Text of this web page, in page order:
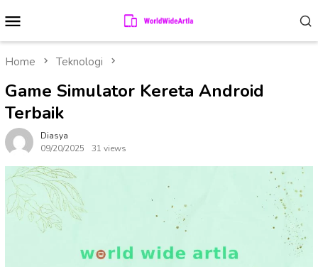
to
contentMenu
Home Teknologi
Game Simulator Kereta Android
Terbaik
Diasya
09/20/2025
31 views